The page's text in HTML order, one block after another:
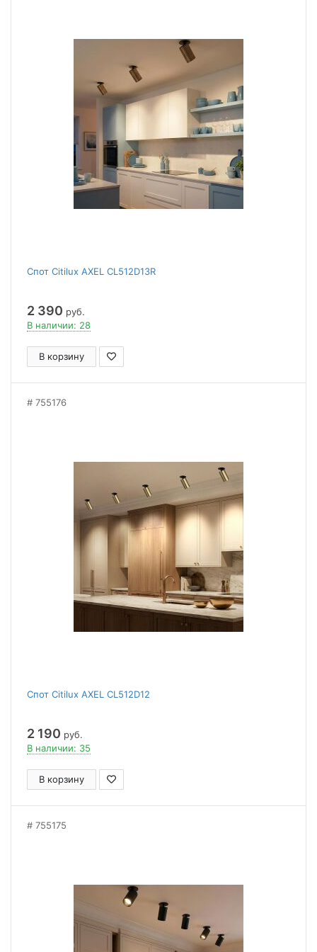
Спот Citilux AXEL CL512D13R
2 390 руб.
В наличии: 28
В корзину
755176
Спот Citilux AXEL CL512D12
2 190 руб.
В наличии: 35
В корзину
755175